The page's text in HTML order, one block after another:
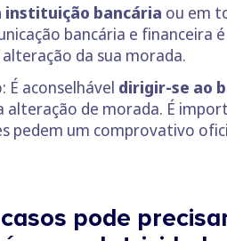
instituição bancária ou em
bancária e financeira
da sua morada.
É aconselhável dirigir-se ao
alteração de morada. É
pedem um comprovativo
pode